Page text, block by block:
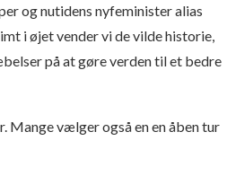
og nutidens nyfeminister alias
i øjet vender vi de vilde historie,
på at gøre verden til et bedre
Mange vælger også en en åben tur